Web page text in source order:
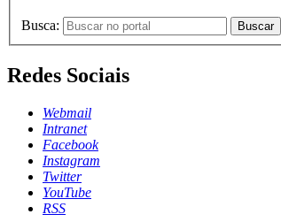
Busca: Buscar
Redes Sociais
Webmail
Intranet
Facebook
Instagram
Twitter
YouTube
RSS